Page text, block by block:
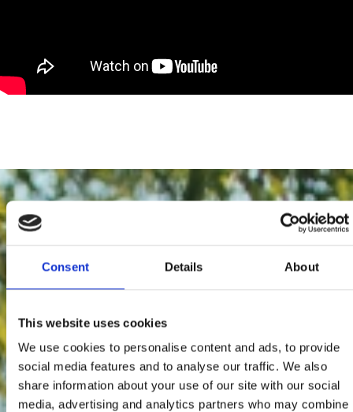
Consent Details About
This website uses cookies
We use cookies to personalise content and ads, to provide
social media features and to analyse our traffic. We also
share information about your use of our site with our social
media, advertising and analytics partners who may combine